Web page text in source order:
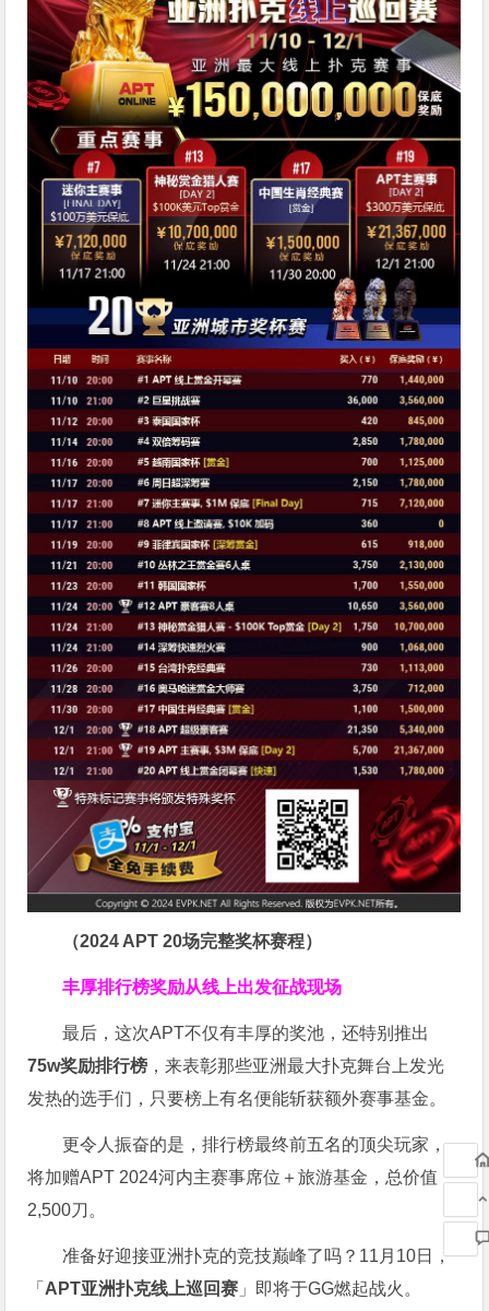
（2024 APT 20场完整奖杯赛程）
丰厚排行榜奖励从线上出发征战现场
最后，这次APT不仅有丰厚的奖池，还特别推出
75w奖励排行榜 ，来表彰那些亚洲最大扑克舞台上发光
发热的选手们，只要榜上有名便能斩获额外赛事基金。
更令人振奋的是，排行榜最终前五名的顶尖玩家，
将加赠APT 2024河内主赛事席位＋旅游基金，总价值
2,500刀。
准备好迎接亚洲扑克的竞技巅峰了吗？11月10日，
「 APT亚洲扑克线上巡回赛 」即将于GG燃起战火。